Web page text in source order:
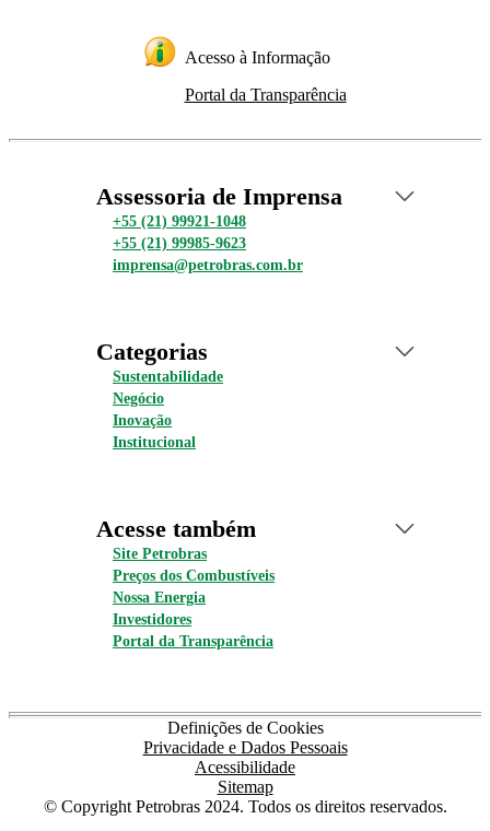
Acesso à Informação
Portal da Transparência
Assessoria de Imprensa
+55 (21) 99921-1048
+55 (21) 99985-9623
imprensa@petrobras.com.br
Categorias
Sustentabilidade
Negócio
Inovação
Institucional
Acesse também
Site Petrobras
Preços dos Combustíveis
Nossa Energia
Investidores
Portal da Transparência
Definições de Cookies
Privacidade e Dados Pessoais
Acessibilidade
Sitemap
© Copyright Petrobras 2024. Todos os direitos reservados.